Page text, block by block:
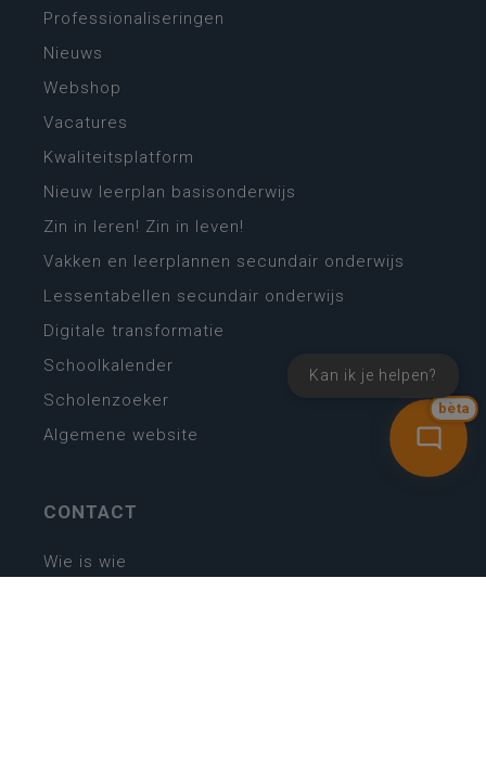
bèta
Kan ik je helpen?
Professionaliseringen
Nieuws
Webshop
Vacatures
Kwaliteitsplatform
Nieuw leerplan basisonderwijs
Zin in leren! Zin in leven!
Vakken en leerplannen secundair onderwijs
Lessentabellen secundair onderwijs
Digitale transformatie
Schoolkalender
Scholenzoeker
Algemene website
CONTACT
Wie is wie